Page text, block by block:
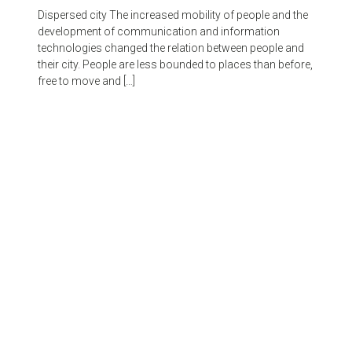
Dispersed city The increased mobility of people and the
development of communication and information
technologies changed the relation between people and
their city. People are less bounded to places than before,
free to move and […]